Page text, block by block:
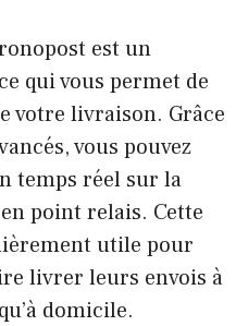
est un
qui vous permet de
votre livraison. Grâce
vous pouvez
temps réel sur la
point relais. Cette
utile pour
livrer leurs envois à
domicile.